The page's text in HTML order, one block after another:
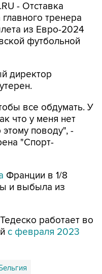
- Отставка
тренера
из Евро-2024
футбольной
директор
все обдумать. У
что у меня нет
поводу", -
"Спорт-
Франции в 1/8
и выбыла из
работает во
с февраля 2023